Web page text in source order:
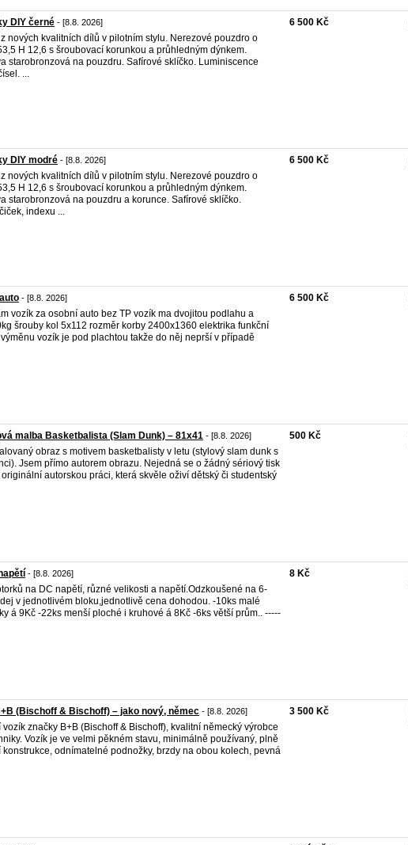
DIY černé - [8.8. 2026]
nových kvalitních dílů v pilotním stylu. Nerezové pouzdro o
H 12,6 s šroubovací korunkou a průhledným dýnkem.
starobronzová na pouzdru. Safírové sklíčko. Luminiscence
...
6 500 Kč
DIY modré - [8.8. 2026]
nových kvalitních dílů v pilotním stylu. Nerezové pouzdro o
H 12,6 s šroubovací korunkou a průhledným dýnkem.
starobronzová na pouzdru a korunce. Safírové sklíčko.
indexu ...
6 500 Kč
- [8.8. 2026]
vozík za osobní auto bez TP vozík ma dvojitou podlahu a
šrouby kol 5x112 rozměr korby 2400x1360 elektrika funkční
vozík je pod plachtou takže do něj neprší v případě
6 500 Kč
malba Basketbalista (Slam Dunk) – 81x41 - [8.8. 2026]
obraz s motivem basketbalisty v letu (stylový slam dunk s
Jsem přímo autorem obrazu. Nejedná se o žádný sériový tisk
autorskou práci, která skvěle oživí dětský či studentský
500 Kč
- [8.8. 2026]
na DC napětí, různé velikosti a napětí.Odzkoušené na 6-
v jednotlivém bloku,jednotlivě cena dohodou. -10ks malé
á 9Kč -22ks menší ploché i kruhové á 8Kč -6ks větší prům.. -----
8 Kč
(Bischoff & Bischoff) – jako nový, němec - [8.8. 2026]
značky B+B (Bischoff & Bischoff), kvalitní německý výrobce
Vozík je ve velmi pěkném stavu, minimálně používaný, plně
odnímatelné podnožky, brzdy na obou kolech, pevná
3 500 Kč